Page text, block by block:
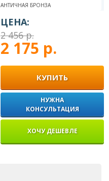
АНТИЧНАЯ БРОНЗА
ЦЕНА:
2 456 р.
2 175 р.
КУПИТЬ
НУЖНА
КОНСУЛЬТАЦИЯ
ХОЧУ ДЕШЕВЛЕ